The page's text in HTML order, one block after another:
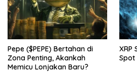
Pepe ($PEPE) Bertahan di
Zona Penting, Akankah
Memicu Lonjakan Baru?
XRP
Spot